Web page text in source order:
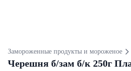
Замороженные продукты и мороженое
Черешня б/зам б/к 250г